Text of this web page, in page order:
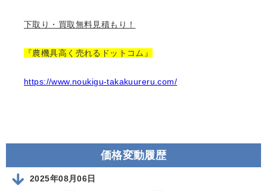
下取り・買取無料見積もり！
『農機具高く売れるドットコム』
https://www.noukigu-takakuureru.com/
価格変動履歴
2025年08月06日